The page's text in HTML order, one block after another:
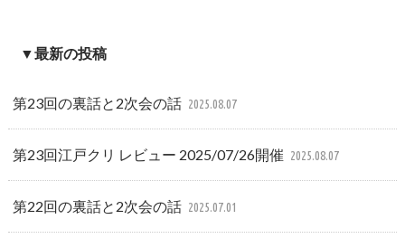
▼最新の投稿
第23回の裏話と2次会の話 2025.08.07
第23回江戸クリ レビュー 2025/07/26開催 2025.08.07
第22回の裏話と2次会の話 2025.07.01